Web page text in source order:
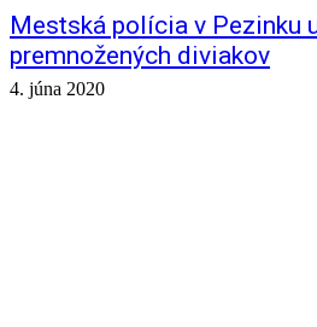
Mestská polícia v Pezinku
premnožených diviakov
4. júna 2020